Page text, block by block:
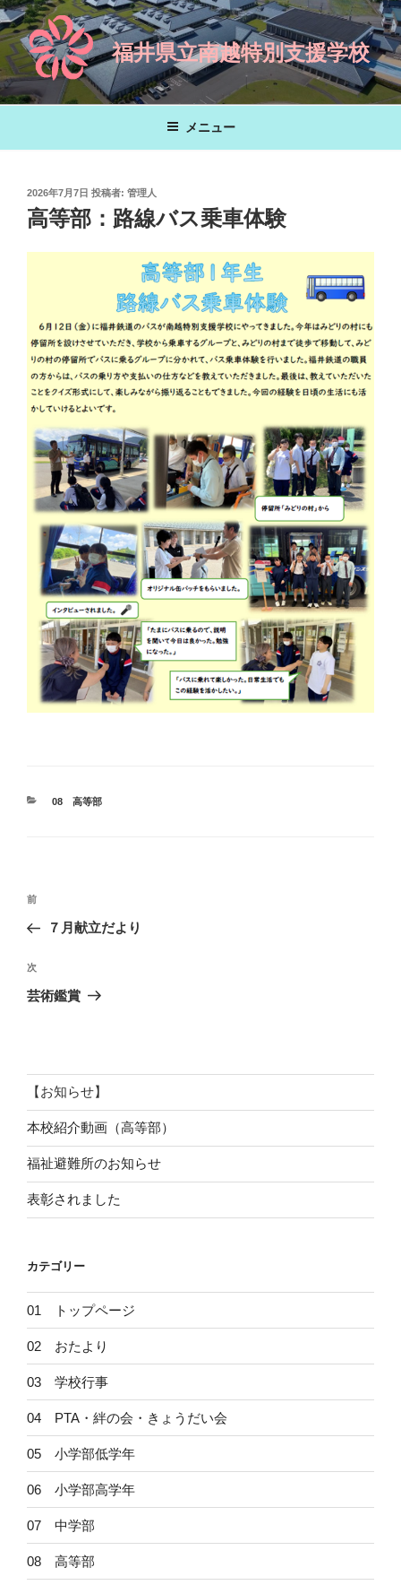
コ
ン
テ
ン
ツ
福井県立南越特別支援学校
メニュー
投
稿
日:
2026年7月7日 投稿者: 管理人
高等部：路線バス乗車体験
カ
08 高等部
投
ナ
ビ
ゲ
ン
前
の
稿
前
７月献立だより
次
の
次
芸術鑑賞
【お知らせ】
本校紹介動画（高等部）
福祉避難所のお知らせ
表彰されました
カテゴリー
01 トップページ
02 おたより
03 学校行事
04 PTA・絆の会・きょうだい会
05 小学部低学年
06 小学部高学年
07 中学部
08 高等部